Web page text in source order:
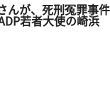
んが、死刑冤罪事件
若者大使の崎浜